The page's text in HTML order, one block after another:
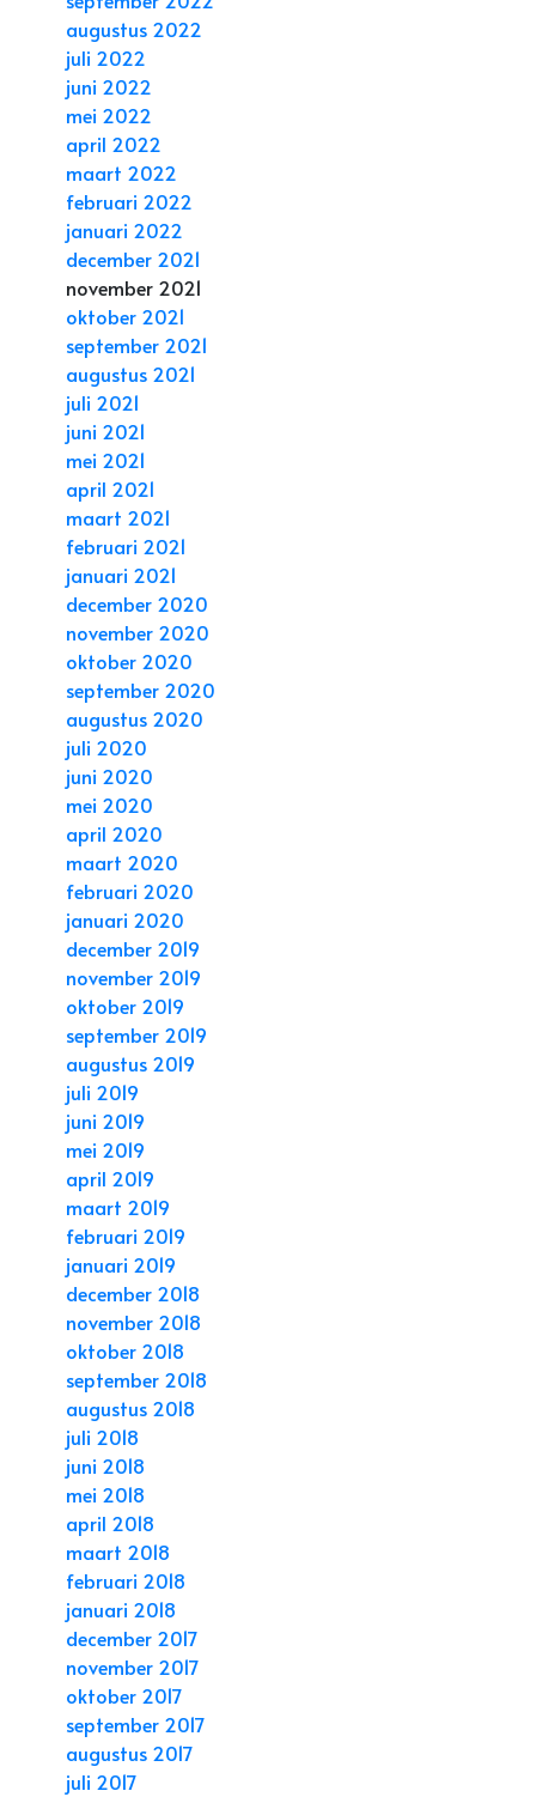
augustus 2022
juli 2022
juni 2022
mei 2022
april 2022
maart 2022
februari 2022
januari 2022
december 2021
november 2021
oktober 2021
september 2021
augustus 2021
juli 2021
juni 2021
mei 2021
april 2021
maart 2021
februari 2021
januari 2021
december 2020
november 2020
oktober 2020
september 2020
augustus 2020
juli 2020
juni 2020
mei 2020
april 2020
maart 2020
februari 2020
januari 2020
december 2019
november 2019
oktober 2019
september 2019
augustus 2019
juli 2019
juni 2019
mei 2019
april 2019
maart 2019
februari 2019
januari 2019
december 2018
november 2018
oktober 2018
september 2018
augustus 2018
juli 2018
juni 2018
mei 2018
april 2018
maart 2018
februari 2018
januari 2018
december 2017
november 2017
oktober 2017
september 2017
augustus 2017
juli 2017